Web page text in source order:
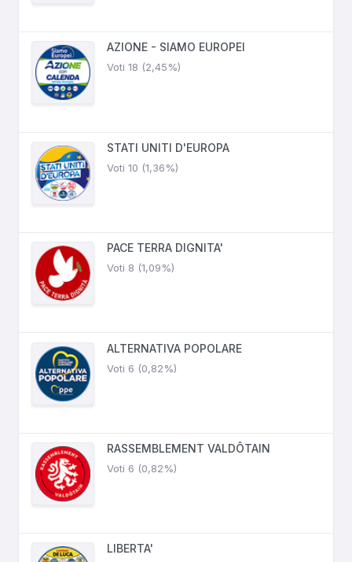
AZIONE - SIAMO EUROPEI
Voti 18 (2,45%)
STATI UNITI D'EUROPA
Voti 10 (1,36%)
PACE TERRA DIGNITA'
Voti 8 (1,09%)
ALTERNATIVA POPOLARE
Voti 6 (0,82%)
RASSEMBLEMENT VALDÔTAIN
Voti 6 (0,82%)
LIBERTA'